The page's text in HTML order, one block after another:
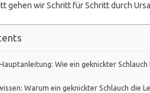
gehen wir Schritt für Schritt durch
Wie ein geknickter
Warum ein geknickter Schlauch die